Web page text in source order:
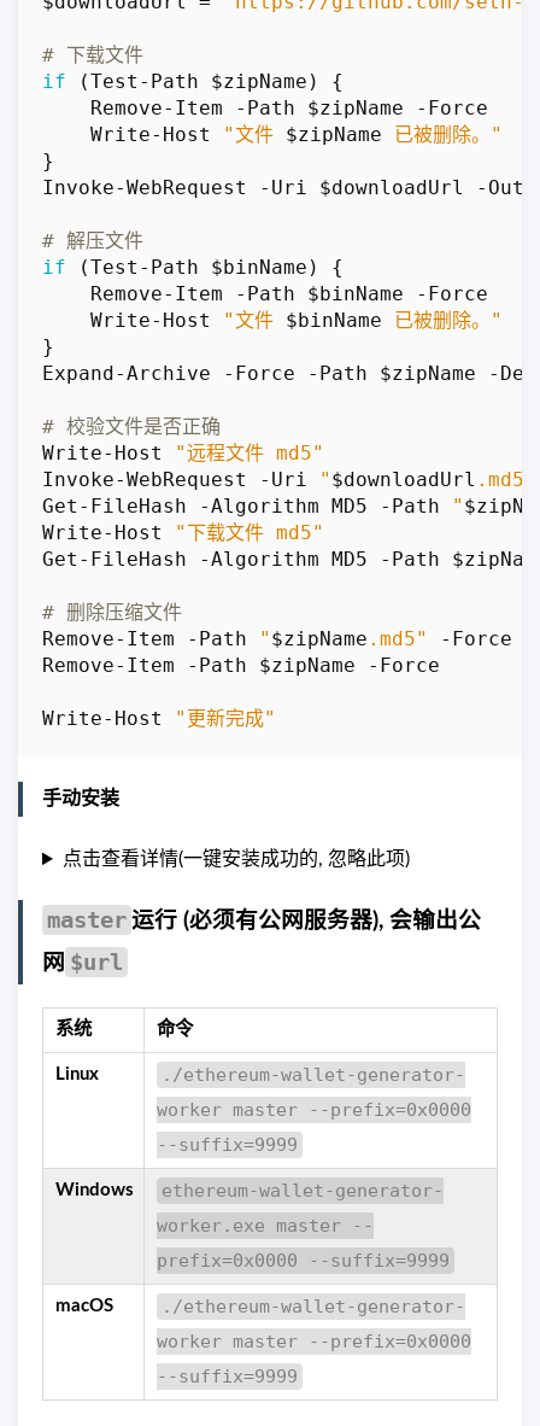
# 下载文件
if
(Test-Path $zipName )
{
Remove-Item
-Path $zipName
-Force
Write-Host
"文件 $zipName 已被删除。"
}
Invoke-WebRequest
-Uri $downloadUrl -
# 解压文件
if
(Test-Path $binName )
{
Remove-Item
-Path $binName
-Force
Write-Host
"文件 $binName 已被删除。"
}
Expand-Archive
-Force -Path $zipName -
# 校验文件是否正确
Write-Host
"远程文件 md5"
Invoke-WebRequest
-Uri " $downloadUrl .md5"
Get-FileHash
-Algorithm MD5 -Path "
Write-Host
"下载文件 md5"
Get-FileHash
-Algorithm MD5 -Path
# 删除压缩文件
Remove-Item
-Path " $zipName .md5"
-Force
Remove-Item
-Path $zipName -Force
Write-Host "更新完成"
手动安装
点击查看详情(一键安装成功的, 忽略此项)
master 运行 (必须有公网服务器), 会输出公
网 $url
系统 命令
Linux
./ethereum-wallet-generator-
worker master --prefix=0x0000
--suffix=9999
Windows
ethereum-wallet-generator-
worker.exe master --
prefix=0x0000 --suffix=9999
macOS
./ethereum-wallet-generator-
worker master --prefix=0x0000
--suffix=9999